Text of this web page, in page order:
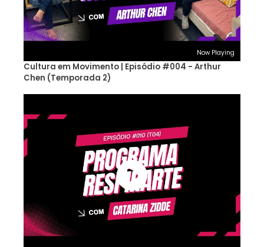
Now Playing
Cultura em Movimento | Episódio #004 - Arthur
Chen (Temporada 2)